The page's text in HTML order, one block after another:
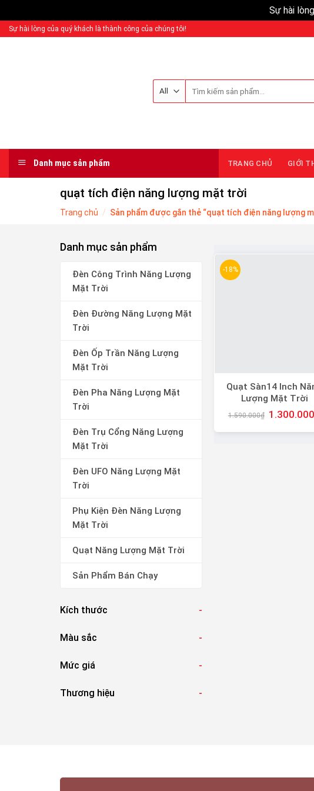
Sự hài
Sự hài lòng của quý khách là thành công của chúng tôi!
Danh mục sản phẩm TRANG CHỦ GIỚI
quạt tích điện năng lượng mặt trời
Trang chủ / Sản phẩm được gắn thẻ “quạt tích điện năng lượng
Danh mục sản phẩm
Đèn Công Trình Năng Lượng
Mặt Trời
Đèn Đường Năng Lượng Mặt
Trời
Đèn Ốp Trần Năng Lượng
Mặt Trời
Đèn Pha Năng Lượng Mặt
Trời
Đèn Trụ Cổng Năng Lượng
Mặt Trời
Đèn UFO Năng Lượng Mặt
Trời
Phụ Kiện Đèn Năng Lượng
Mặt Trời
Quạt Năng Lượng Mặt Trời
Sản Phẩm Bán Chạy
Kích thước -
Màu sắc -
Mức giá -
Thương hiệu -
-18%
Quạt Sàn14 Inch
Lượng Mặt Trời
1.590.000₫ 1.300.000